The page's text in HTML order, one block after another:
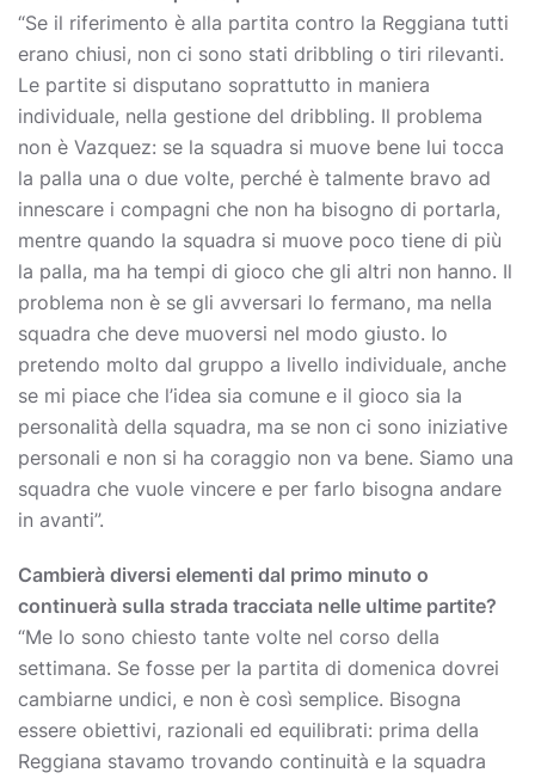
“Se il riferimento è alla partita contro la Reggiana tutti
erano chiusi, non ci sono stati dribbling o tiri rilevanti.
Le partite si disputano soprattutto in maniera
individuale, nella gestione del dribbling. Il problema
non è Vazquez: se la squadra si muove bene lui tocca
la palla una o due volte, perché è talmente bravo ad
innescare i compagni che non ha bisogno di portarla,
mentre quando la squadra si muove poco tiene di più
la palla, ma ha tempi di gioco che gli altri non hanno. Il
problema non è se gli avversari lo fermano, ma nella
squadra che deve muoversi nel modo giusto. Io
pretendo molto dal gruppo a livello individuale, anche
se mi piace che l’idea sia comune e il gioco sia la
personalità della squadra, ma se non ci sono iniziative
personali e non si ha coraggio non va bene. Siamo una
squadra che vuole vincere e per farlo bisogna andare
in avanti”.
Cambierà diversi elementi dal primo minuto o
continuerà sulla strada tracciata nelle ultime partite?
“Me lo sono chiesto tante volte nel corso della
settimana. Se fosse per la partita di domenica dovrei
cambiarne undici, e non è così semplice. Bisogna
essere obiettivi, razionali ed equilibrati: prima della
Reggiana stavamo trovando continuità e la squadra